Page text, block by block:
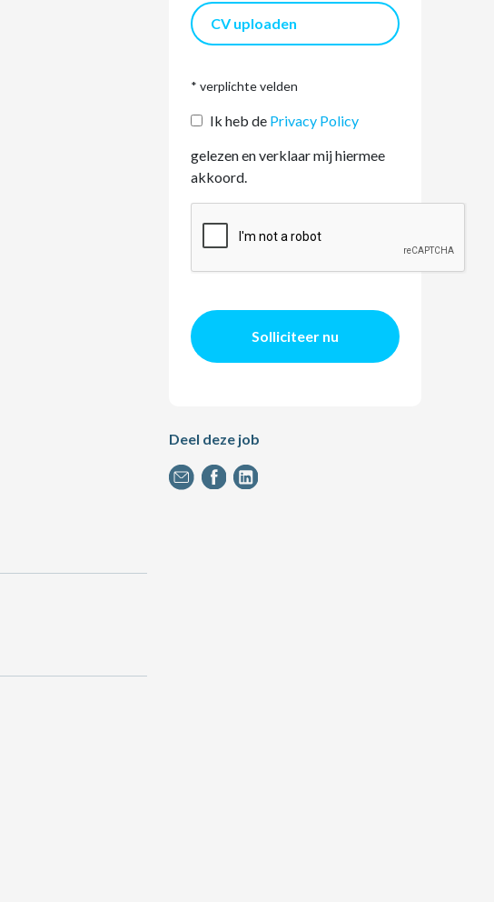
CV uploaden
* verplichte velden
Ik heb de Privacy Policy
gelezen en verklaar mij hiermee
akkoord.
Solliciteer nu
Deel deze job